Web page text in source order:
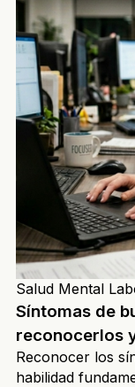
Salud Mental
Síntomas de
reconocerlos
Reconocer los
habilidad